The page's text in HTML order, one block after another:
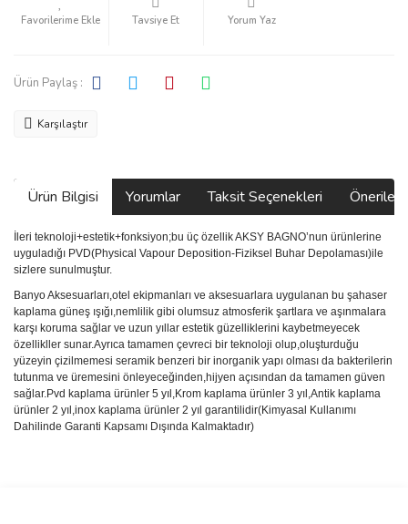
Tavsiye Et Yorum Yaz
Ürün Paylaş :
Karşılaştır
Ürün Bilgisi Yorumlar Taksit Seçenekleri
İleri teknoloji+estetik+fonksiyon;bu üç özellik AKSY BAGNO’nun ürünlerine
uyguladığı PVD(Physical Vapour Deposition-Fiziksel Buhar Depolaması)ile
sizlere sunulmuştur.
Banyo Aksesuarları,otel ekipmanları ve aksesuarlara uygulanan bu şahaser
kaplama güneş ışığı,nemlilik gibi olumsuz atmosferik şartlara ve aşınmalara
karşı koruma sağlar ve uzun yıllar estetik güzelliklerini kaybetmeyecek
özellikller sunar.Ayrıca tamamen çevreci bir teknoloji olup,oluşturduğu
yüzeyin çizilmemesi seramik benzeri bir inorganik yapı olması da bakterilerin
tutunma ve üremesini önleyeceğinden,hijyen açısından da tamamen güven
sağlar.Pvd kaplama ürünler 5 yıl,Krom kaplama ürünler 3 yıl,Antik kaplama
ürünler 2 yıl,inox kaplama ürünler 2 yıl garantilidir(Kimyasal Kullanımı
Dahilinde Garanti Kapsamı Dışında Kalmaktadır)